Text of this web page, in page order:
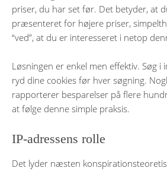
priser, du har set før. Det betyder, at
præsenteret for højere priser,
“ved”, at du er interesseret i netop
Løsningen er enkel men effektiv. Søg i
ryd dine cookies før hver søgning.
rapporterer besparelser på flere
at følge denne simple praksis.
IP-adressens rolle
Det lyder næsten